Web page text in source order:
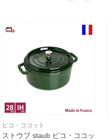
ピコ・ココット
ストウブ staub ピコ・ココッ